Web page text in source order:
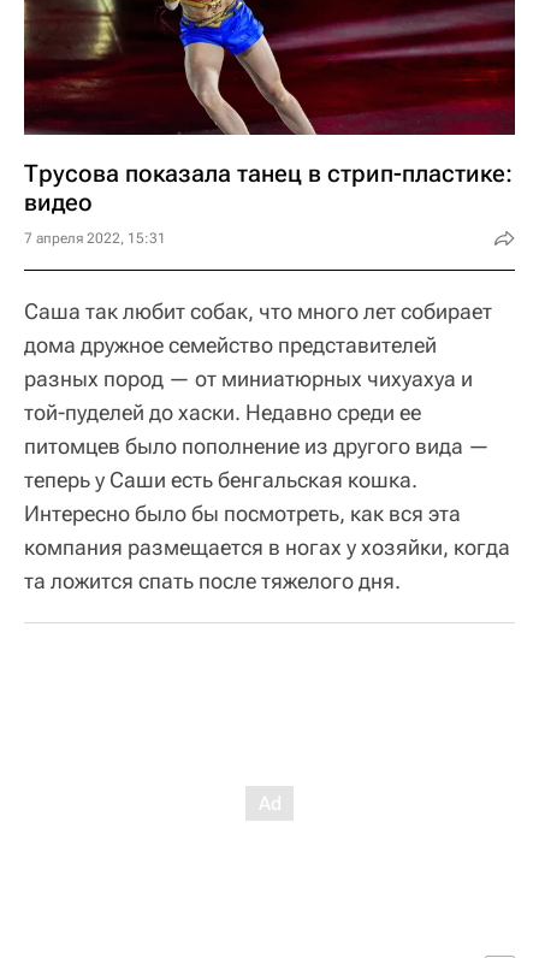
Трусова показала танец в стрип-пластике:
видео
7 апреля 2022, 15:31
Саша так любит собак, что много лет собирает
дома дружное семейство представителей
разных пород — от миниатюрных чихуахуа и
той-пуделей до хаски. Недавно среди ее
питомцев было пополнение из другого вида —
теперь у Саши есть бенгальская кошка.
Интересно было бы посмотреть, как вся эта
компания размещается в ногах у хозяйки, когда
та ложится спать после тяжелого дня.